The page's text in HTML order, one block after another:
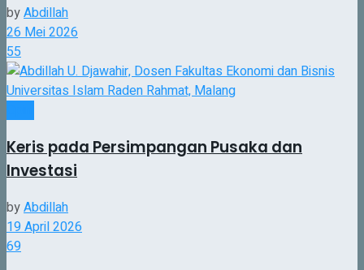
byAbdillah
26 Mei 2026
55
Keris pada Persimpangan Pusaka dan
Investasi
byAbdillah
19 April 2026
69